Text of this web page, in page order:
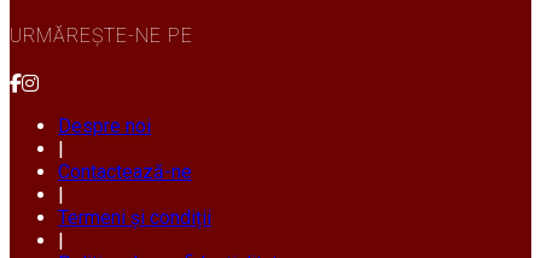
URMĂREȘTE-NE PE
Despre noi
Contactează-ne
Termeni și condiții